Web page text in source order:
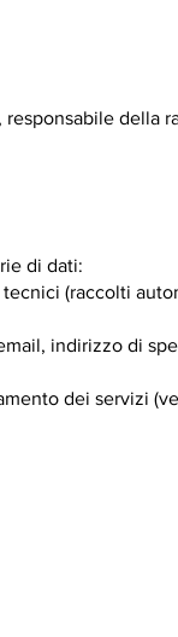
della
di dati:
(raccolti
indirizzo di
dei servizi